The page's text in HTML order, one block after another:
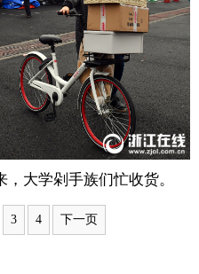
彩票 食品
信息化 数据
军事 无人机
新华广播
大学剁手族们忙收货。
3 4 下一页